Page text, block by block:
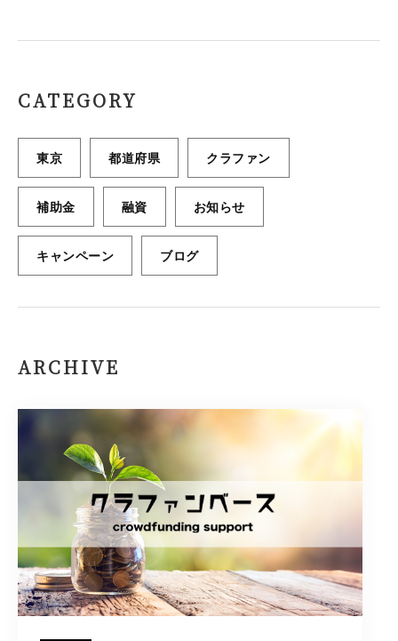
k
CATEGORY
東京 都道府県 クラファン
補助金 融資 お知らせ
キャンペーン ブログ
ARCHIVE